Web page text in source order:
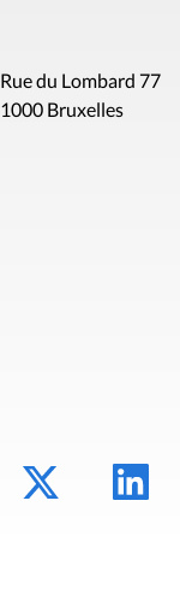
Rue du Lombard 77
1000 Bruxelles